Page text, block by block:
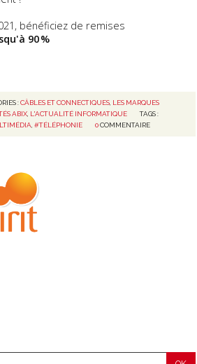
bénéficiez de remises
90 %
:CÂBLES ET CONNECTIQUES, LES MARQUES
ABIX L'ACTUALITÉ INFORMATIQUE
TAGS :
,#TÉLÉPHONIE 0 COMMENTAIRE